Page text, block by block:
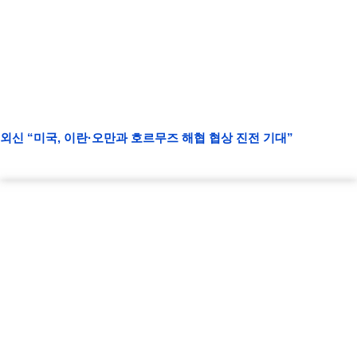
외신 “미국, 이란·오만과 호르무즈 해협 협상 진전 기대”